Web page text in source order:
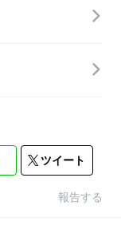
ツイート
報告する